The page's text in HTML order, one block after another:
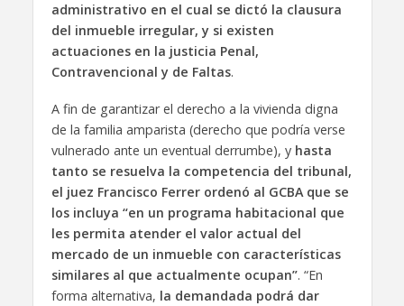
administrativo en el cual se dictó la clausura
del inmueble irregular, y si existen
actuaciones en la justicia Penal,
Contravencional y de Faltas.
A fin de garantizar el derecho a la vivienda digna
de la familia amparista (derecho que podría verse
vulnerado ante un eventual derrumbe), y hasta
tanto se resuelva la competencia del tribunal,
el juez Francisco Ferrer ordenó al GCBA que se
los incluya “en un programa habitacional que
les permita atender el valor actual del
mercado de un inmueble con características
similares al que actualmente ocupan”. “En
forma alternativa, la demandada podrá dar